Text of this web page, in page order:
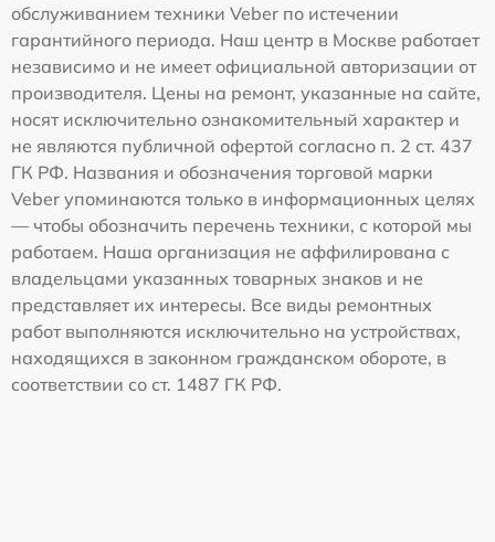
обслуживанием техники Veber по истечении
гарантийного периода. Наш центр в Москве работает
независимо и не имеет официальной авторизации от
производителя. Цены на ремонт, указанные на сайте,
носят исключительно ознакомительный характер и
не являются публичной офертой согласно п. 2 ст. 437
ГК РФ. Названия и обозначения торговой марки
Veber упоминаются только в информационных целях
— чтобы обозначить перечень техники, с которой мы
работаем. Наша организация не аффилирована с
владельцами указанных товарных знаков и не
представляет их интересы. Все виды ремонтных
работ выполняются исключительно на устройствах,
находящихся в законном гражданском обороте, в
соответствии со ст. 1487 ГК РФ.